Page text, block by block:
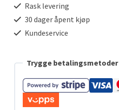
Rask levering
30 dager åpent kjøp
Kundeservice
Trygge betalingsmetoder